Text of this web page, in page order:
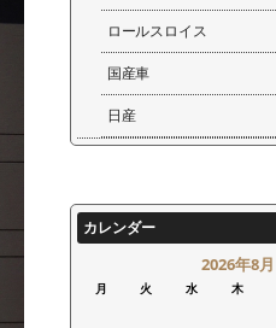
ロールスロイス
国産車
日産
カレンダー
2026年8月
月 火 水 木